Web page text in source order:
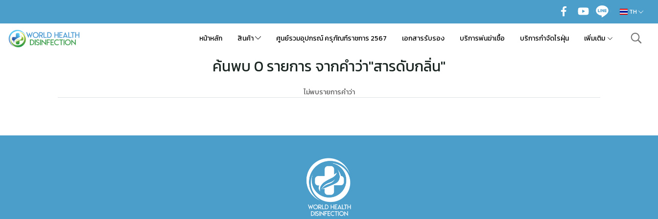
TH
หน้าหลัก สินค้า ศูนย์รวมอุปกรณ์ ครุภัณฑ์ราชการ 2567 เอกสารรับรอง บริการพ่นฆ่าเชื้อ บริการกำจัดไรฝุ่น เพิ่มเติม
ค้นพบ 0 รายการ จากคำว่า"สารดับกลิ่น"
ไม่พบรายการคำว่า